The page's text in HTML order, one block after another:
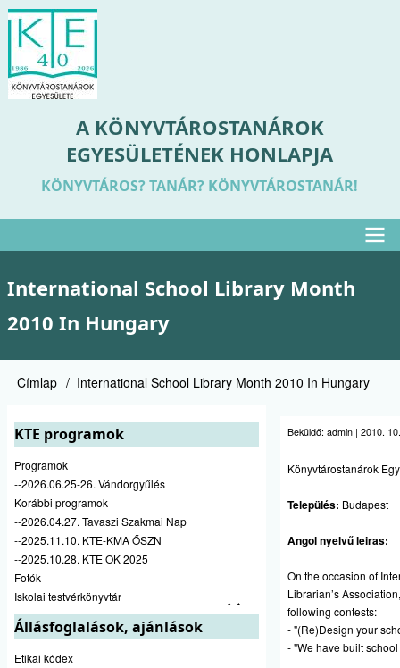
Ugrás
tartalomra
A KÖNYVTÁROSTANÁROK
EGYESÜLETÉNEK HONLAPJA
KÖNYVTÁROS? TANÁR? KÖNYVTÁROSTANÁR!
menü
International School Library Month
2010 In Hungary
Morzsa
Címlap International School Library Month 2010 In Hungary
KTE programok
Programok
--2026.06.25-26. Vándorgyűlés
Korábbi programok
--2026.04.27. Tavaszi Szakmai Nap
--2025.11.10. KTE-KMA ŐSZN
--2025.10.28. KTE OK 2025
Fotók
Iskolai testvérkönyvtár
Állásfoglalások, ajánlások
Etikai kódex
Beküldő: admin | 2010.
Könyvtárostanárok
Település: Budapest
Angol nyelvű leiras:
On the occasion of
Librarian’s
following contests:
- "(Re)Design your
- "We have built